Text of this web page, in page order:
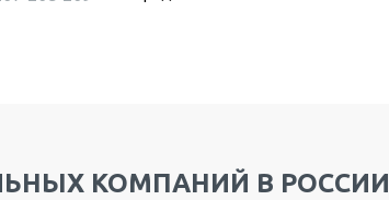
КОМПАНИЙ В РОССИИ